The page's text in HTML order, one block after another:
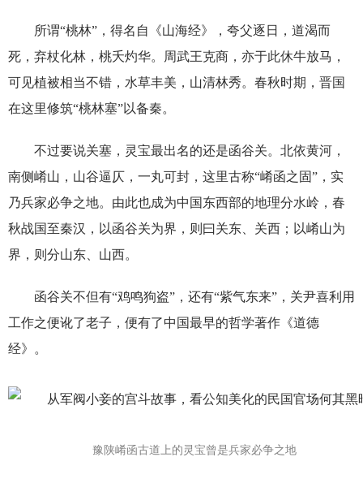
所谓“桃林”，得名自《山海经》，夸父逐日，道渴而
死，弃杖化林，桃夭灼华。周武王克商，亦于此休牛放马，
可见植被相当不错，水草丰美，山清林秀。春秋时期，晋国
在这里修筑“桃林塞”以备秦。
不过要说关塞，灵宝最出名的还是函谷关。北依黄河，
南侧崤山，山谷逼仄，一丸可封，这里古称“崤函之固”，实
乃兵家必争之地。由此也成为中国东西部的地理分水岭，春
秋战国至秦汉，以函谷关为界，则曰关东、关西；以崤山为
界，则分山东、山西。
函谷关不但有“鸡鸣狗盗”，还有“紫气东来”，关尹喜利用
工作之便讹了老子，便有了中国最早的哲学著作《道德
经》。
豫陕崤函古道上的灵宝曾是兵家必争之地